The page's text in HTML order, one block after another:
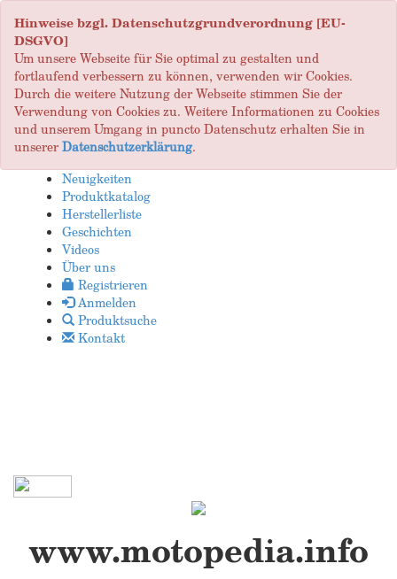
Hinweise bzgl. Datenschutzgrundverordnung [EU-
DSGVO]
Um unsere Webseite für Sie optimal zu gestalten und
fortlaufend verbessern zu können, verwenden wir Cookies.
Durch die weitere Nutzung der Webseite stimmen Sie der
Verwendung von Cookies zu. Weitere Informationen zu Cookies
und unserem Umgang in puncto Datenschutz erhalten Sie in
unsererDatenschutzerklärung.
Neuigkeiten
Produktkatalog
Herstellerliste
Geschichten
Videos
Über uns
Registrieren
Anmelden
Produktsuche
Kontakt
www.motopedia.info